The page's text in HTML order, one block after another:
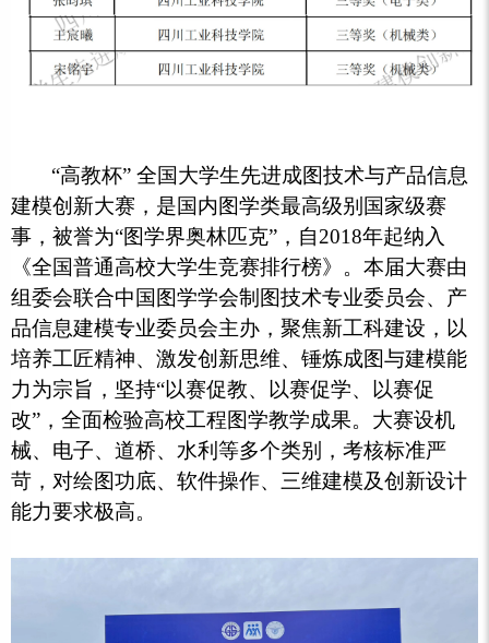
“高教杯” 全国大学生先进成图技术与产品信息
建模创新大赛，是国内图学类最高级别国家级赛
事，被誉为“图学界奥林匹克”，自2018年起纳入
《全国普通高校大学生竞赛排行榜》。本届大赛由
组委会联合中国图学学会制图技术专业委员会、产
品信息建模专业委员会主办，聚焦新工科建设，以
培养工匠精神、激发创新思维、锤炼成图与建模能
力为宗旨，坚持“以赛促教、以赛促学、以赛促
改”，全面检验高校工程图学教学成果。大赛设机
械、电子、道桥、水利等多个类别，考核标准严
苛，对绘图功底、软件操作、三维建模及创新设计
能力要求极高。